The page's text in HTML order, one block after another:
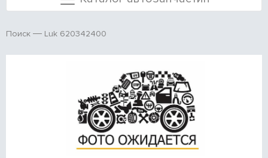
Поиск Luk 620342400